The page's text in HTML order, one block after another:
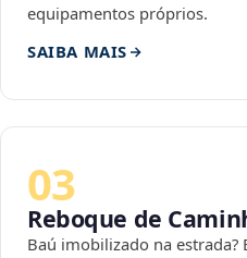
equipamentos próprios.
SAIBA MAIS
03
Reboque de
Baú imobilizado na estrada?